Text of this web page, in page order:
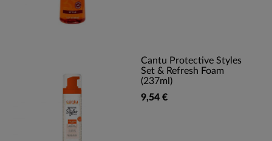
Cantu Protective Styles
Set & Refresh Foam
(237ml)
9,54 €